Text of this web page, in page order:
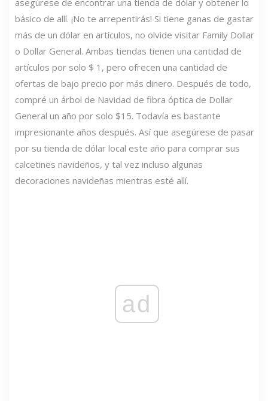
básico de allí. ¡No te arrepentirás! Si tiene ganas de gastar
más de un dólar en artículos, no olvide visitar Family Dollar
o Dollar General. Ambas tiendas tienen una cantidad de
artículos por solo $ 1, pero ofrecen una cantidad de
ofertas de bajo precio por más dinero. Después de todo,
compré un árbol de Navidad de fibra óptica de Dollar
General un año por solo $15. Todavía es bastante
impresionante años después. Así que asegúrese de pasar
por su tienda de dólar local este año para comprar sus
calcetines navideños, y tal vez incluso algunas
decoraciones navideñas mientras esté allí.
ad